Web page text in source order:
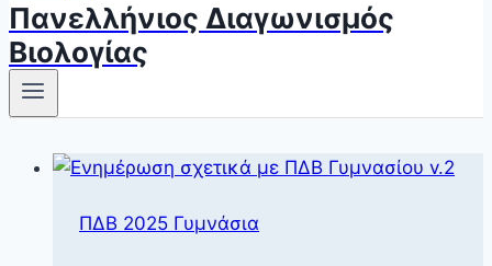
Πανελλήνιος Διαγωνισμός
Βιολογίας
ΠΔΒ 2025 Γυμνάσια